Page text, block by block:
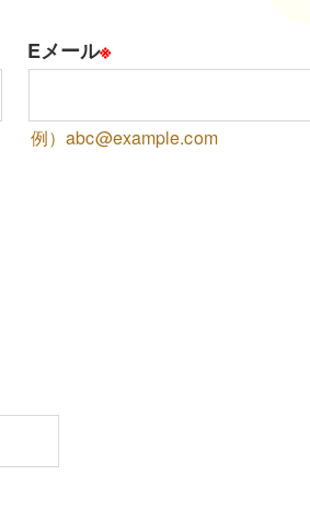
Eメール※
例）abc@example.com